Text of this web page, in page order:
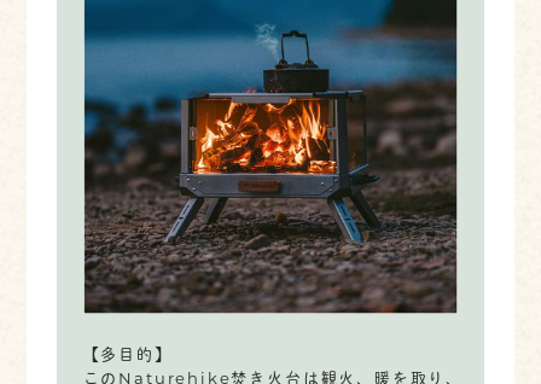
【多目的】
このNaturehike焚き火台は観火、暖を取り、